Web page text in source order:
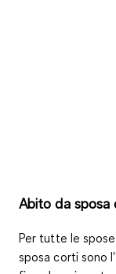
Abito da sposa
Per tutte le
sposa corti sono